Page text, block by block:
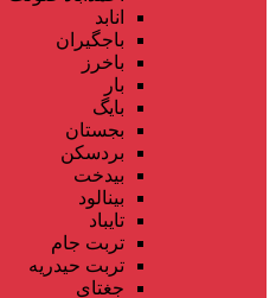
انابد
باجگیران
باخرز
بار
بایگ
بجستان
بردسکن
بیدخت
بینالود
تایباد
تربت جام
تربت حیدریه
جغتای